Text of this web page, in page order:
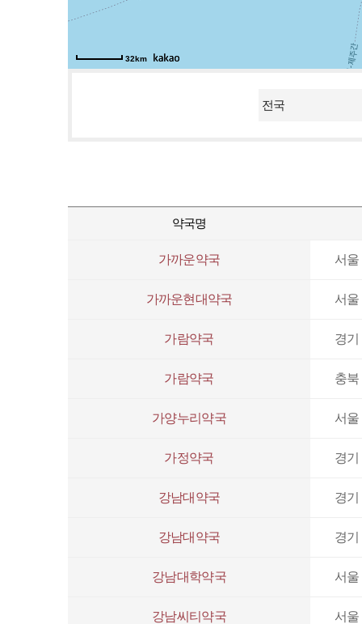
32km
약국명
가까운약국 서울
가까운현대약국 서울
가람약국 경기
가람약국 충북
가양누리약국 서울
가정약국 경기
강남대약국 경기
강남대약국 경기
강남대학약국 서울
강남씨티약국 서울